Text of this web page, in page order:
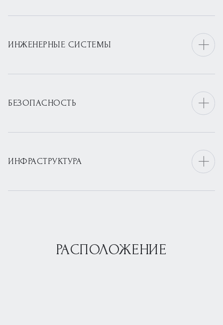
ИНЖЕНЕРНЫЕ СИСТЕМЫ
БЕЗОПАСНОСТЬ
ИНФРАСТРУКТУРА
РАСПОЛОЖЕНИЕ